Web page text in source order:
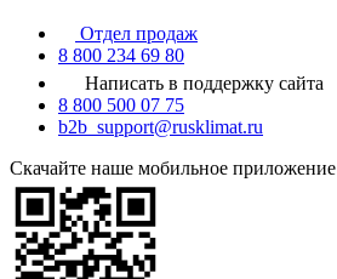
Отдел продаж
8 800 234 69 80
Написать в поддержку сайта
8 800 500 07 75
b2b_support@rusklimat.ru
Скачайте наше мобильное приложение